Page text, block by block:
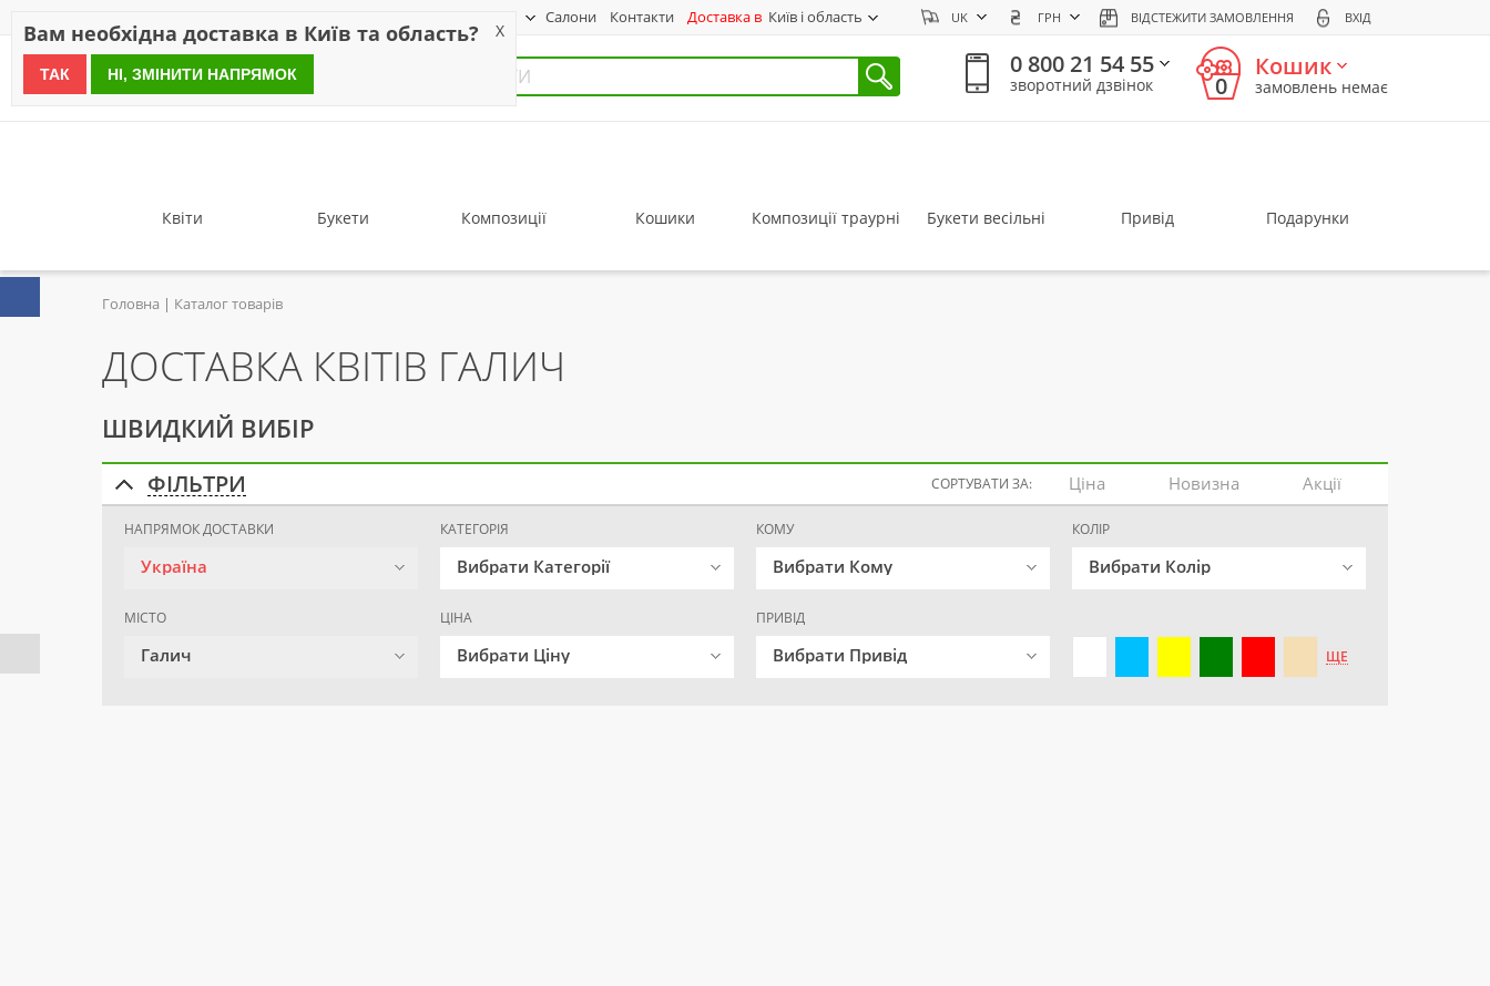
Салони Контакти Доставка в Київ і область UK ГРН ВІДСТЕЖИТИ ЗАМОВЛЕННЯ ВХІД
since 1999
0 800 21 54 55
зворотний дзвінок 0
Кошик
замовлень немає
Квіти Букети Композиції Кошики Композиції траурні Букети весільні Привід Подарунки
Головна Каталог товарів
ДОСТАВКА КВІТІВ ГАЛИЧ
ШВИДКИЙ ВИБІР
ФІЛЬТРИ СОРТУВАТИ ЗА: Ціна Новизна Акції
НАПРЯМОК ДОСТАВКИ
Україна
КАТЕГОРІЯ
Вибрати Категорії
КОМУ
Вибрати Кому
КОЛІР
Вибрати Колір
МІСТО
Галич
ЦІНА
Вибрати Ціну
ПРИВІД
Вибрати Привід ЩЕ
Вам необхідна доставка в Київ та область? X
ТАК НІ, ЗМІНИТИ НАПРЯМОК